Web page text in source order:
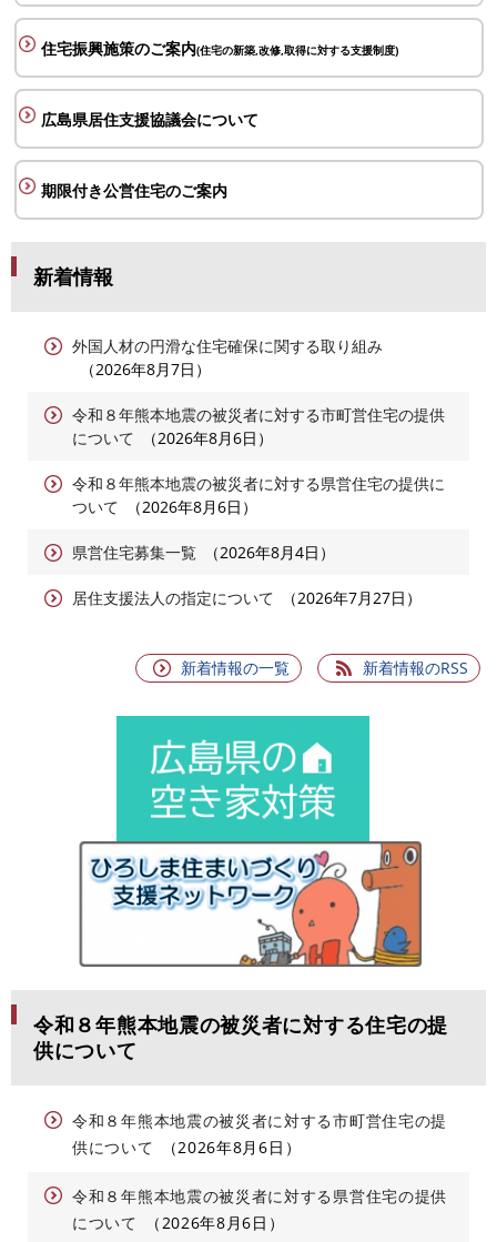
住宅振興施策のご案内(住宅の新築,改修,取得に対する支援制度)
広島県居住支援協議会について
期限付き公営住宅のご案内
新着情報
外国人材の円滑な住宅確保に関する取り組み
2026年8月7日
令和８年熊本地震の被災者に対する市町営住宅の提供
について
2026年8月6日
令和８年熊本地震の被災者に対する県営住宅の提供に
ついて
2026年8月6日
県営住宅募集一覧 2026年8月4日
居住支援法人の指定について 2026年7月27日
新着情報の一覧 新着情報のRSS
令和８年熊本地震の被災者に対する住宅の提
供について
令和８年熊本地震の被災者に対する市町営住宅の提
供について
2026年8月6日
令和８年熊本地震の被災者に対する県営住宅の提供
について
2026年8月6日